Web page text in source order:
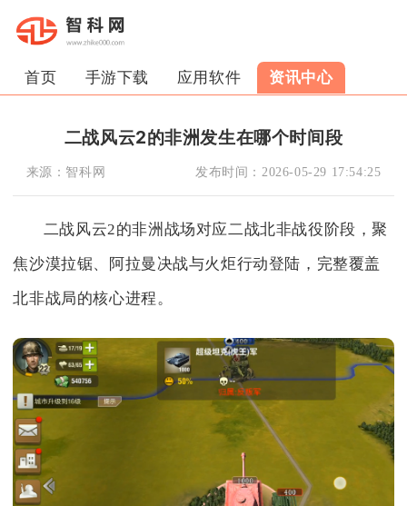
首页 手游下载 应用软件 资讯中心
二战风云2的非洲发生在哪个时间段
来源： 智科网 发布时间： 2026-05-29 17:54:25
二战风云2的非洲战场对应二战北非战役阶段，聚
焦沙漠拉锯、阿拉曼决战与火炬行动登陆，完整覆盖
北非战局的核心进程。